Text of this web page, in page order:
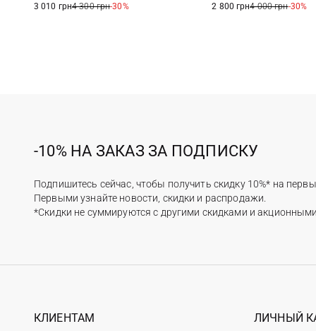
3 010 грн4 300 грн-30%
2 800 грн4 000 грн-30%
-10% НА ЗАКАЗ ЗА ПОДПИСКУ
Подпишитесь сейчас, чтобы получить скидку 10%* на
Первыми узнайте новости, скидки и распродажи.
*Скидки не суммируются с другими скидками и
КЛИЕНТАМ ЛИЧНЫЙ